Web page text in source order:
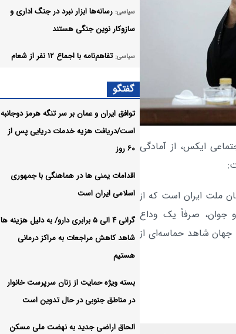
ایکس، از آمادگی
ملت ایران است که از
و جوان، صرفاً یک وداع
جهان شاهد حماسه‌ای از
سیاسی: رسانه‌ها ابزار نبرد در جنگ اداری و
سازوکار نوین جنگی هستند
سیاسی:
تفاهم‌نامه با اجماع ۱۲ نفر از شعام
رئیس‌جمهور پزشکیان همان تفاهم نامه بود
سیاسی: خبرنگاران موتور محرک تحول در
نظام اداری هستند
بمباران اتمی آمریکا علیه هیروشیما و
ناگازاکی
سیاسی:
تصور زندگی در قرن ۲۱ بدون خبرنگار
غیرممکن است
گفتگو
توافق ایران و عمان بر سر تنگه هرمز دوجانبه
است/دریافت هزیه خدمات دریایی پس از
۶۰ روز
اقدامات یمنی ها در هماهنگی با جمهوری
اسلامی ایران است
گرانی ۴ الی ۵ برابری دارو/ به دلیل هزینه ها
شاهد کاهش مراجعات به مراکز درمانی
هستیم
بسته ویژه حمایت از زنان سرپرست خانوار
در مناطق جنوبی در حال تدوین است
الحاق اراضی جدید به نهضت ملی مسکن